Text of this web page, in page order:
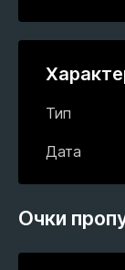
Тип
Дата
Очки